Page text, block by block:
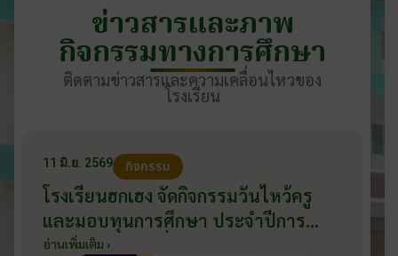
ข่าวสารและภาพ
กิจกรรมทางการศึกษา
ติดตามข่าวสารและความเคลื่อนไหวของ
โรงเรียน
11 มิ.ย. 2569 กิจกรรม
โรงเรียนฮกเฮง จัดกิจกรรมวันไหว้ครู
และมอบทุนการศึกษา ประจำปีการ
ศึกษา 2569 วันที่ 11 มิถุนายน 2569
อ่านเพิ่มเติม ›